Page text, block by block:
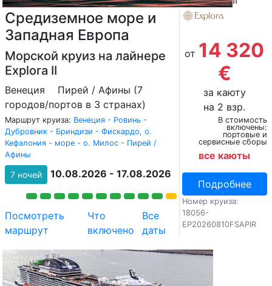
Средиземное море и
Западная Европа
Морской круиз на лайнере
Explora II
Венеция
Пирей / Афины (7
городов/портов в 3 странах)
Маршрут круиза: Венеция - Ровинь -
Дубровник - Бриндизи - Фискардо, о.
Кефалония - море - о. Милос - Пирей /
Афины
7 ночей 10.08.2026 - 17.08.2026
Посмотреть
маршрут
Что
включено
Все
даты
от 14 320
€
за каюту
на 2 взр.
В стоимость
включены:
портовые и
сервисные сборы
все каюты
Подробнее
Номер круиза:
18056-
EP20260810FSAPIR